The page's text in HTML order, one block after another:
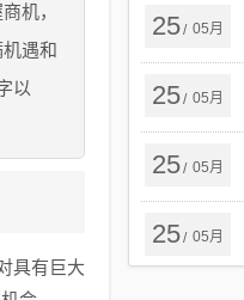
机，
遇和
以
具有巨大
25/ 05月
25/ 05月
25/ 05月
25/ 05月